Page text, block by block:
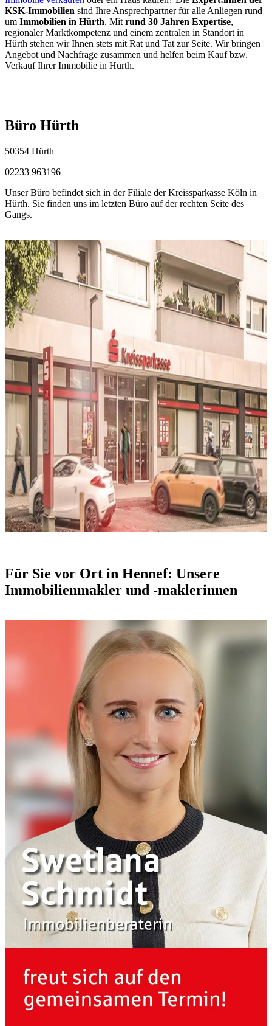
KSK-Immobilien sind Ihre Ansprechpartner für alle Anliegen rund
um Immobilien in Hürth. Mit rund 30 Jahren Expertise,
regionaler Marktkompetenz und einem zentralen in Standort in
Hürth stehen wir Ihnen stets mit Rat und Tat zur Seite. Wir bringen
Angebot und Nachfrage zusammen und helfen beim Kauf bzw.
Verkauf Ihrer Immobilie in Hürth.
Büro Hürth
50354 Hürth
02233 963196
Unser Büro befindet sich in der Filiale der Kreissparkasse Köln in
Hürth. Sie finden uns im letzten Büro auf der rechten Seite des
Gangs.
Für Sie vor Ort in Hennef: Unsere
Immobilienmakler und -maklerinnen